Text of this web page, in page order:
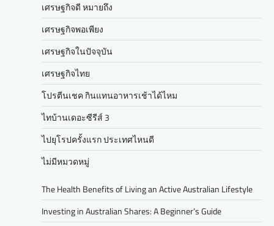
เศรษฐกิจดี หมายถึง
เศรษฐกิจพอเพียง
เศรษฐกิจในปัจจุบัน
เศรษฐกิจไทย
โปรตีนเชค กินแทนอาหารเช้าได้ไหม
ไทบ้านเดอะซีรีส์ 3
ไปยุโรปครั้งแรก ประเทศไหนดี
ไม่มีหมวดหมู่
The Health Benefits of Living an Active Australian Lifestyle
Investing in Australian Shares: A Beginner’s Guide